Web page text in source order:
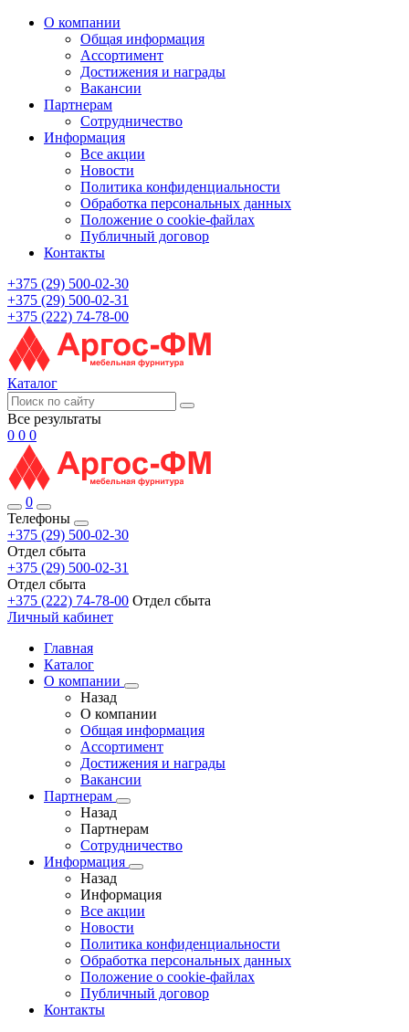
О компании
Общая информация
Ассортимент
Достижения и награды
Вакансии
Партнерам
Сотрудничество
Информация
Все акции
Новости
Политика конфиденциальности
Обработка персональных данных
Положение о cookie-файлах
Публичный договор
Контакты
+375 (29) 500-02-30
+375 (29) 500-02-31
+375 (222) 74-78-00
Каталог
Все результаты
0 0 0
0
Телефоны
+375 (29) 500-02-30
Отдел сбыта
+375 (29) 500-02-31
Отдел сбыта
+375 (222) 74-78-00 Отдел сбыта
Личный кабинет
Главная
Каталог
О компании
Назад
О компании
Общая информация
Ассортимент
Достижения и награды
Вакансии
Партнерам
Назад
Партнерам
Сотрудничество
Информация
Назад
Информация
Все акции
Новости
Политика конфиденциальности
Обработка персональных данных
Положение о cookie-файлах
Публичный договор
Контакты